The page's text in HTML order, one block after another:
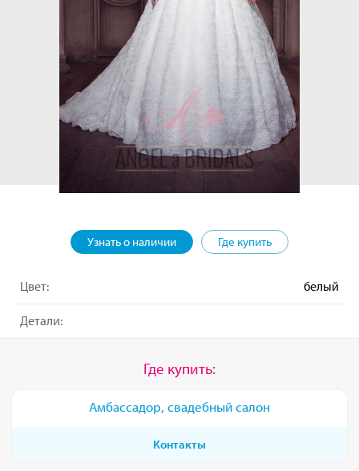
Узнать о наличии Где купить
Цвет: белый
Детали:
Где купить:
Амбассадор, свадебный салон
Контакты